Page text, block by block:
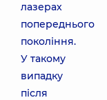
лазерах
попереднього
покоління.
У такому
випадку
після